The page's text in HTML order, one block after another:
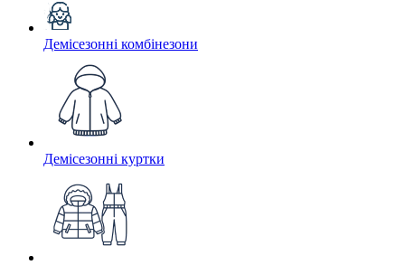
Демісезонні комбінезони
Демісезонні куртки